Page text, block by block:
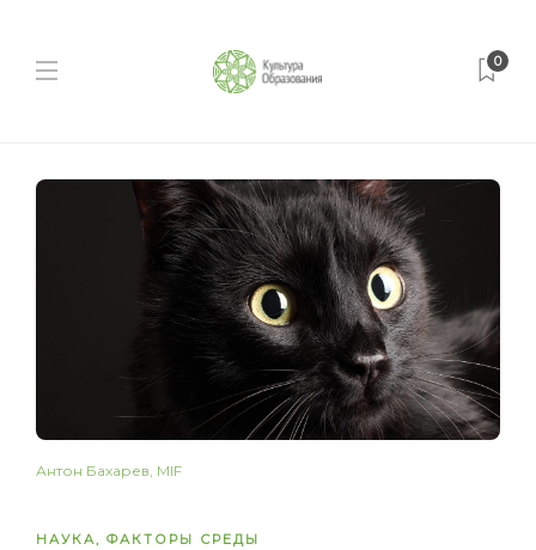
0
Антон Бахарев, MIF
НАУКА, ФАКТОРЫ СРЕДЫ